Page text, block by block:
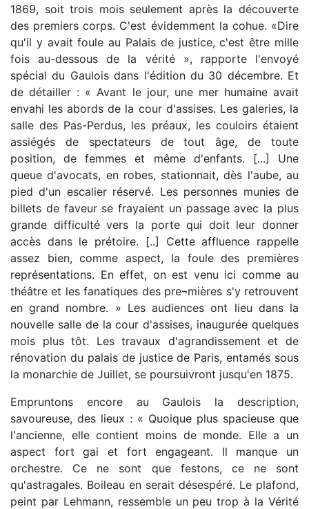
1869, soit trois mois seulement après la découverte
des premiers corps. C'est évidemment la cohue. «Dire
qu'il y avait foule au Palais de justice, c'est être mille
fois au-dessous de la vérité », rapporte l'envoyé
spécial du Gaulois dans l'édition du 30 décembre. Et
de détailler : « Avant le jour, une mer humaine avait
envahi les abords de la cour d'assises. Les galeries, la
salle des Pas-Perdus, les préaux, les couloirs étaient
assiégés de spectateurs de tout âge, de toute
position, de femmes et même d'enfants. [...] Une
queue d'avocats, en robes, stationnait, dès l'aube, au
pied d'un escalier réservé. Les personnes munies de
billets de faveur se frayaient un passage avec la plus
grande difficulté vers la porte qui doit leur donner
accès dans le prétoire. [..] Cette affluence rappelle
assez bien, comme aspect, la foule des premières
représentations. En effet, on est venu ici comme au
théâtre et les fanatiques des pre¬mières s'y retrouvent
en grand nombre. » Les audiences ont lieu dans la
nouvelle salle de la cour d'assises, inaugurée quelques
mois plus tôt. Les travaux d'agrandissement et de
rénovation du palais de justice de Paris, entamés sous
la monarchie de Juillet, se poursuivront jusqu'en 1875.
Empruntons encore au Gaulois la description,
savoureuse, des lieux : « Quoique plus spacieuse que
l'ancienne, elle contient moins de monde. Elle a un
aspect fort gai et fort engageant. Il manque un
orchestre. Ce ne sont que festons, ce ne sont
qu'astragales. Boileau en serait désespéré. Le plafond,
peint par Lehmann, ressemble un peu trop à la Vérité